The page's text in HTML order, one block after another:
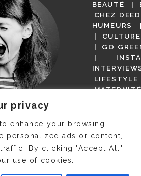
privacy
enhance your browsing
personalized ads or content,
By clicking "Accept All",
use of cookies.
DELPHINE MAIS
COLLIN QUI A
PHOTO !
BEAUTÉ
CHEZ
HUMEURS
GO
LIFESTYLE
(BUT
MAGOT !
PARIS
PRESSE
SALONS
VIDÉOS